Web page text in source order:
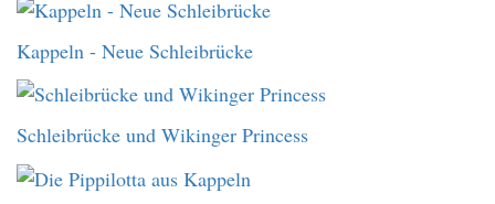
Kappeln - Neue Schleibrücke
Schleibrücke und Wikinger Princess